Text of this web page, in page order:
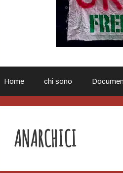
Home chi sono
ANARCHICI